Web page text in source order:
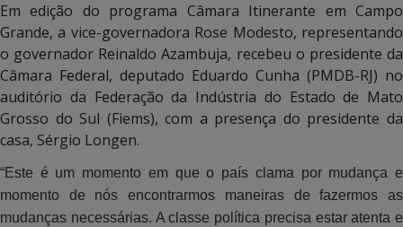
Em edição do programa Câmara Itinerante em Campo
Grande, a vice-governadora Rose Modesto, representando
o governador Reinaldo Azambuja, recebeu o presidente da
Câmara Federal, deputado Eduardo Cunha (PMDB-RJ) no
auditório da Federação da Indústria do Estado de Mato
Grosso do Sul (Fiems), com a presença do presidente da
casa, Sérgio Longen.
“Este é um momento em que o país clama por mudança e
momento de nós encontrarmos maneiras de fazermos as
mudanças necessárias. A classe política precisa estar atenta e